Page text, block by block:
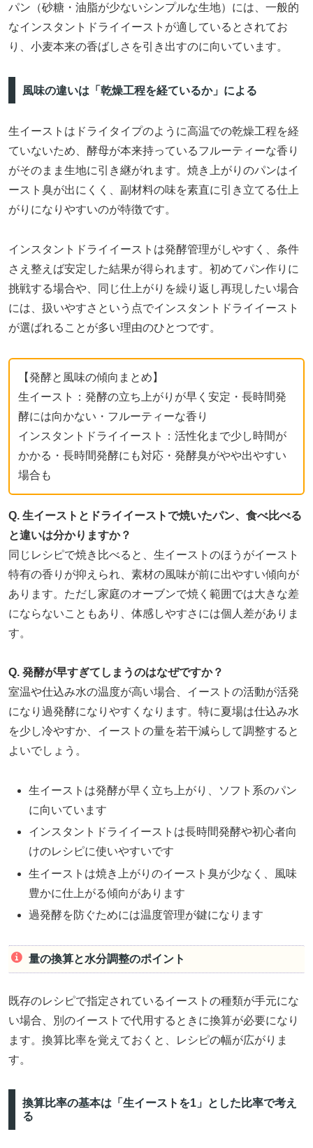
パン（砂糖・油脂が少ないシンプルな生地）には、一般的
なインスタントドライイーストが適しているとされてお
り、小麦本来の香ばしさを引き出すのに向いています。
風味の違いは「乾燥工程を経ているか」による
生イーストはドライタイプのように高温での乾燥工程を経
ていないため、酵母が本来持っているフルーティーな香り
がそのまま生地に引き継がれます。焼き上がりのパンはイ
ースト臭が出にくく、副材料の味を素直に引き立てる仕上
がりになりやすいのが特徴です。
インスタントドライイーストは発酵管理がしやすく、条件
さえ整えば安定した結果が得られます。初めてパン作りに
挑戦する場合や、同じ仕上がりを繰り返し再現したい場合
には、扱いやすさという点でインスタントドライイースト
が選ばれることが多い理由のひとつです。
【発酵と風味の傾向まとめ】
生イースト：発酵の立ち上がりが早く安定・長時間発
酵には向かない・フルーティーな香り
インスタントドライイースト：活性化まで少し時間が
かかる・長時間発酵にも対応・発酵臭がやや出やすい
場合も
Q. 生イーストとドライイーストで焼いたパン、食べ比べる
と違いは分かりますか？
同じレシピで焼き比べると、生イーストのほうがイースト
特有の香りが抑えられ、素材の風味が前に出やすい傾向が
あります。ただし家庭のオーブンで焼く範囲では大きな差
にならないこともあり、体感しやすさには個人差がありま
す。
Q. 発酵が早すぎてしまうのはなぜですか？
室温や仕込み水の温度が高い場合、イーストの活動が活発
になり過発酵になりやすくなります。特に夏場は仕込み水
を少し冷やすか、イーストの量を若干減らして調整すると
よいでしょう。
生イーストは発酵が早く立ち上がり、ソフト系のパン
に向いています
インスタントドライイーストは長時間発酵や初心者向
けのレシピに使いやすいです
生イーストは焼き上がりのイースト臭が少なく、風味
豊かに仕上がる傾向があります
過発酵を防ぐためには温度管理が鍵になります
量の換算と水分調整のポイント
既存のレシピで指定されているイーストの種類が手元にな
い場合、別のイーストで代用するときに換算が必要になり
ます。換算比率を覚えておくと、レシピの幅が広がりま
す。
換算比率の基本は「生イーストを1」とした比率で考え
る